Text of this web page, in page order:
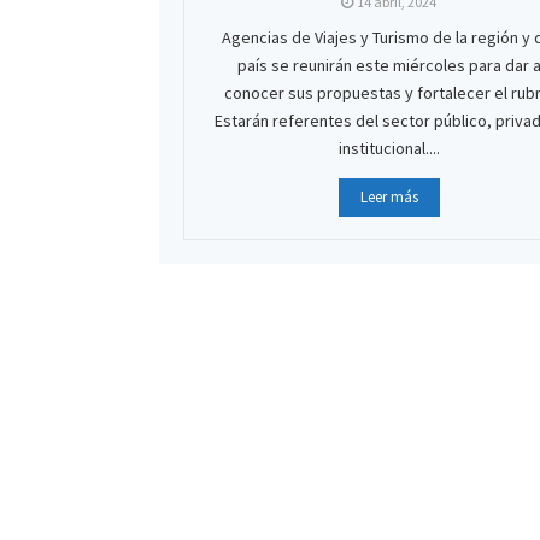
Agencias de Viajes y Turismo de la región y
país se reunirán este miércoles para dar a
conocer sus propuestas y fortalecer el
Estarán referentes del sector público,
institucional....
Leer más